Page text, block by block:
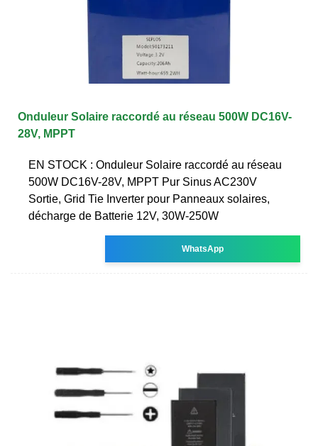
Onduleur Solaire raccordé au réseau 500W DC16V-
28V, MPPT
EN STOCK : Onduleur Solaire raccordé au réseau
500W DC16V-28V, MPPT Pur Sinus AC230V
Sortie, Grid Tie Inverter pour Panneaux solaires,
décharge de Batterie 12V, 30W-250W
WhatsApp